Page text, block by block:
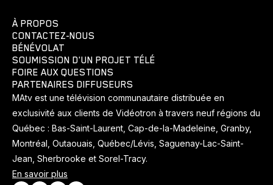
À PROPOS
CONTACTEZ-NOUS
BÉNÉVOLAT
SOUMISSION D'UN PROJET TÉLÉ
FOIRE AUX QUESTIONS
PARTENAIRES DIFFUSEURS
MAtv est une télévision communautaire distribuée en
exclusivité aux clients de Vidéotron à travers neuf régions du
Québec : Bas-Saint-Laurent, Cap-de-la-Madeleine, Granby,
Montréal, Outaouais, Québec/Lévis, Saguenay-Lac-Saint-
Jean, Sherbrooke et Sorel-Tracy.
En savoir plus